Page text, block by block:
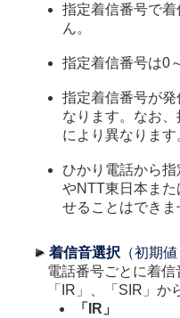
指定着信番号で
ん。
指定着信番号は0
指定着信番号が
なります。なお
により異なります
ひかり電話から
やNTT東日本ま
せることはできま
着信音選択 （初期
電話番号ごとに着信
「IR」、「SIR」か
「IR」